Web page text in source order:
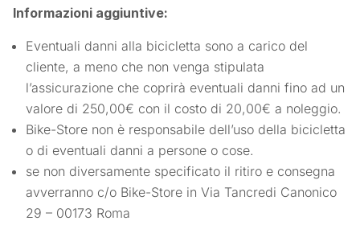
Informazioni aggiuntive:
Eventuali danni alla bicicletta sono a carico del
cliente, a meno che non venga stipulata
l’assicurazione che coprirà eventuali danni fino ad un
valore di 250,00€ con il costo di 20,00€ a noleggio.
Bike-Store non è responsabile dell’uso della bicicletta
o di eventuali danni a persone o cose.
se non diversamente specificato il ritiro e consegna
avverranno c/o Bike-Store in Via Tancredi Canonico
29 – 00173 Roma